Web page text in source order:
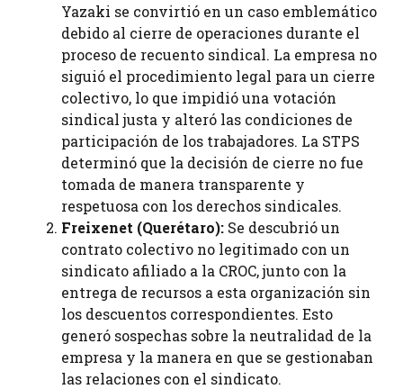
Yazaki se convirtió en un caso emblemático
debido al cierre de operaciones durante el
proceso de recuento sindical. La empresa no
siguió el procedimiento legal para un cierre
colectivo, lo que impidió una votación
sindical justa y alteró las condiciones de
participación de los trabajadores. La STPS
determinó que la decisión de cierre no fue
tomada de manera transparente y
respetuosa con los derechos sindicales.
Freixenet (Querétaro): Se descubrió un
contrato colectivo no legitimado con un
sindicato afiliado a la CROC, junto con la
entrega de recursos a esta organización sin
los descuentos correspondientes. Esto
generó sospechas sobre la neutralidad de la
empresa y la manera en que se gestionaban
las relaciones con el sindicato.